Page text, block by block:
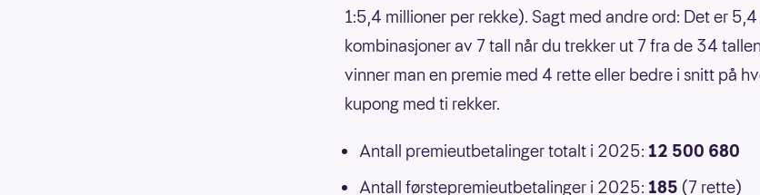
1:5,4 millioner per rekke). Sagt med andre ord: Det er
kombinasjoner av 7 tall når du trekker ut 7 fra de 34
vinner man en premie med 4 rette eller bedre i snitt på
kupong med ti rekker.
Antall premieutbetalinger totalt i 2025: 12 500 680
Antall førstepremieutbetalinger i 2025: 185 (7 rette)